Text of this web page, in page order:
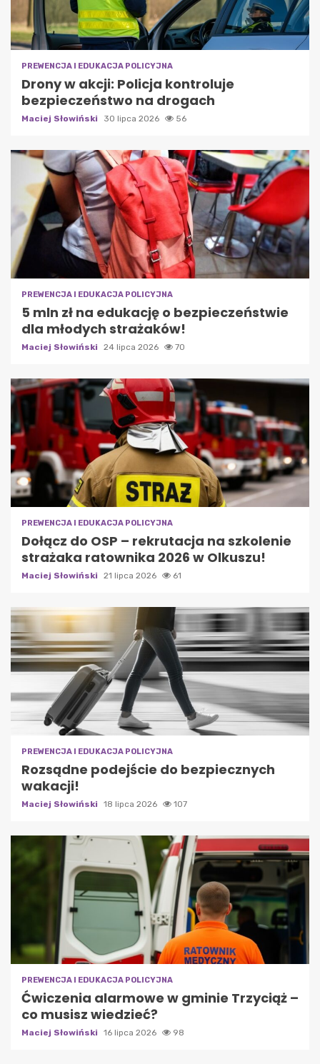
PREWENCJA I EDUKACJA POLICYJNA
Drony w akcji: Policja kontroluje
bezpieczeństwo na drogach
Maciej Słowiński 30 lipca 2026 56
PREWENCJA I EDUKACJA POLICYJNA
5 mln zł na edukację o bezpieczeństwie
dla młodych strażaków!
Maciej Słowiński 24 lipca 2026 70
PREWENCJA I EDUKACJA POLICYJNA
Dołącz do OSP – rekrutacja na szkolenie
strażaka ratownika 2026 w Olkuszu!
Maciej Słowiński 21 lipca 2026 61
PREWENCJA I EDUKACJA POLICYJNA
Rozsądne podejście do bezpiecznych
wakacji!
Maciej Słowiński 18 lipca 2026 107
PREWENCJA I EDUKACJA POLICYJNA
Ćwiczenia alarmowe w gminie Trzyciąż –
co musisz wiedzieć?
Maciej Słowiński 16 lipca 2026 98